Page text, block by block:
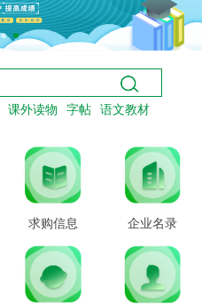
课外读物 字帖
语文教材
求购信息 企业名录